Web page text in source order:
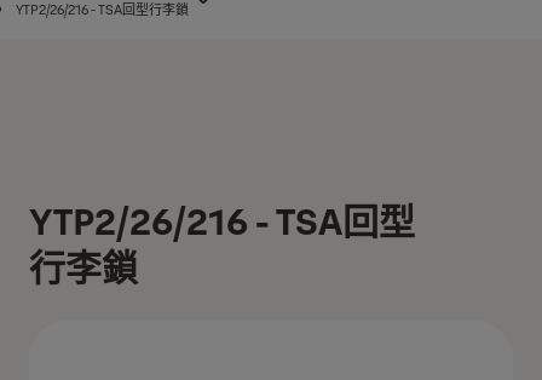
YTP2/26/216 - TSA回型行李鎖
YTP2/26/216 - TSA回型
行李鎖